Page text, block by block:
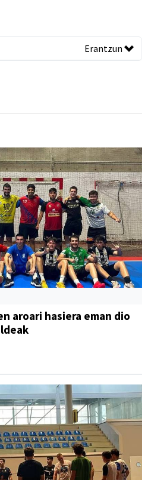
Erantzun
aroari hasiera eman dio